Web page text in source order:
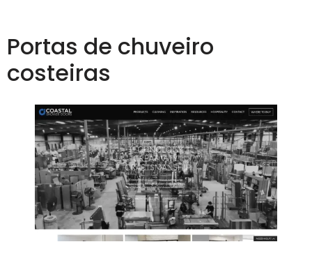
Portas de chuveiro
costeiras